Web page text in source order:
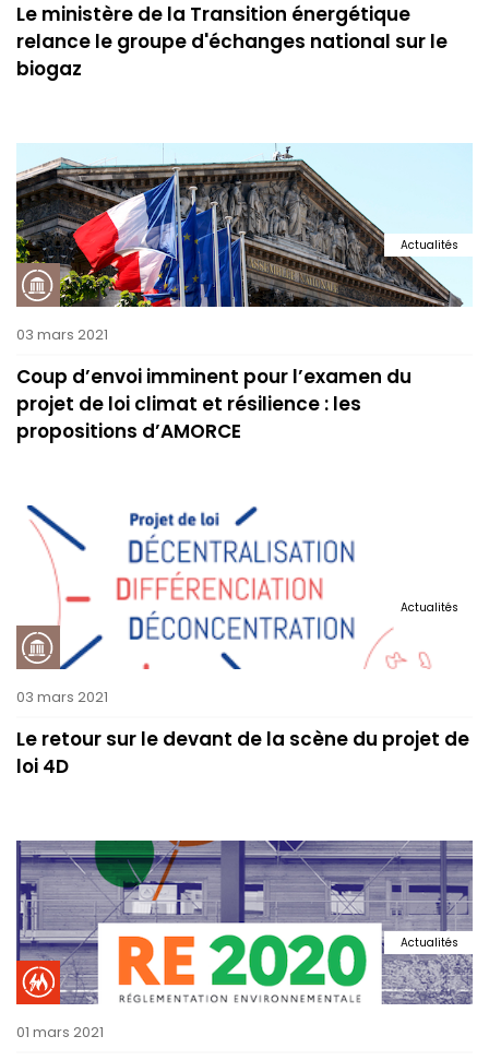
Le ministère de la Transition énergétique
relance le groupe d'échanges national sur le
biogaz
Actualités
03 mars 2021
Coup d’envoi imminent pour l’examen du
projet de loi climat et résilience : les
propositions d’AMORCE
Actualités
03 mars 2021
Le retour sur le devant de la scène du projet de
loi 4D
Actualités
01 mars 2021